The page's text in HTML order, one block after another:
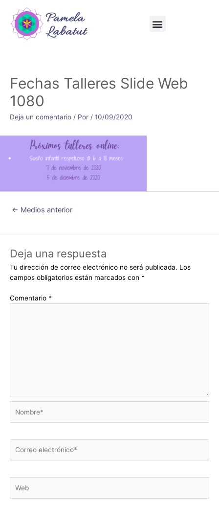
Fechas Talleres Slide Web
1080
Deja un comentario / Por / 10/09/2020
← Medios anterior
Deja una respuesta
Tu dirección de correo electrónico no será publicada. Los
campos obligatorios están marcados con *
Comentario *